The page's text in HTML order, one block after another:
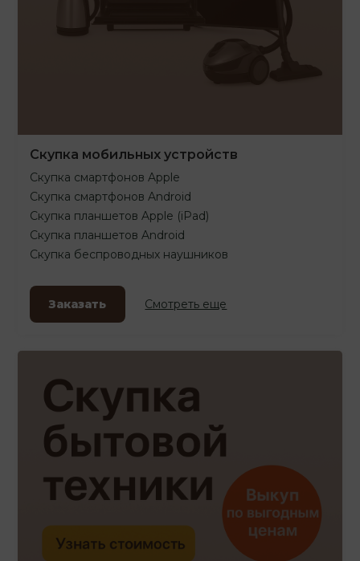
Скупка мобильных устройств
Скупка смартфонов Apple
Скупка смартфонов Android
Скупка планшетов Apple (iPad)
Скупка планшетов Android
Скупка беспроводных наушников
Заказать Смотреть еще